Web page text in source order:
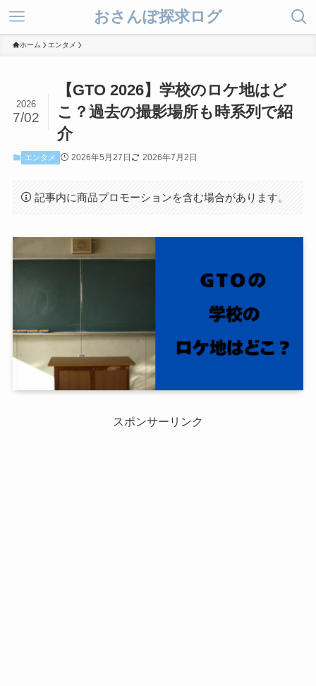
おさんぽ探求ログ
ホーム エンタメ
【GTO 2026】学校のロケ地はど
こ？過去の撮影場所も時系列で紹
介
2026
7/02
エンタメ 2026年5月27日 2026年7月2日
記事内に商品プロモーションを含む場合があります。
スポンサーリンク